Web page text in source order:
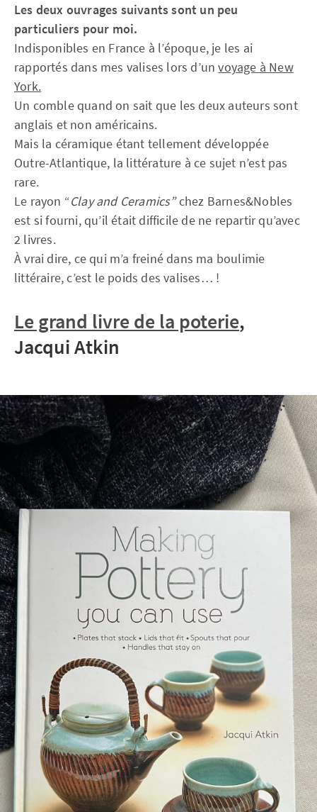
Les deux ouvrages suivants sont un peu
particuliers pour moi.
Indisponibles en France à l’époque, je les ai
rapportés dans mes valises lors d’unvoyage à New
York.
Un comble quand on sait que les deux auteurs sont
anglais et non américains.
Mais la céramique étant tellement développée
Outre-Atlantique, la littérature à ce sujet n’est pas
rare.
Le rayon “Clay and Ceramics”chez Barnes&Nobles
est si fourni, qu’il était difficile de ne repartir qu’avec
2 livres.
À vrai dire, ce qui m’a freiné dans ma boulimie
littéraire, c’est le poids des valises… !
Le grand livre de la poterie,
Jacqui Atkin